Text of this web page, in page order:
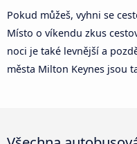
Pokud můžeš, vyhni se
Místo o víkendu zkus
noci je také levnější a
města Milton Keynes jsou